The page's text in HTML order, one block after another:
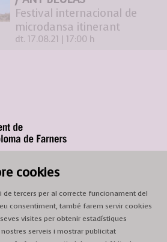
Festival internacional de
microdansa itinerant
dt. 17.08.21 17:00 h
de Farners
: de dilluns a dissabte, de 9 a 13 h.
Coloma de Farners
cookies
tercers per al correcte funcionament del
consentiment, també farem servir cookies
visites per obtenir estadístiques
serveis i mostrar publicitat